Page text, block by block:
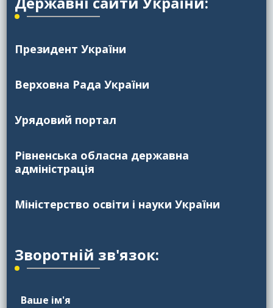
Президент України
Верховна Рада України
Урядовий портал
Рівненська обласна державна
адміністрація
Міністерство освіти і науки України
Зворотній зв'язок:
Ваше ім'я